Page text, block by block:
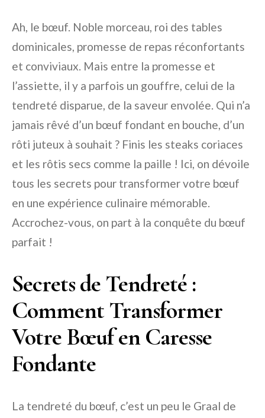
Ah, le bœuf. Noble morceau, roi des tables
dominicales, promesse de repas réconfortants
et conviviaux. Mais entre la promesse et
l’assiette, il y a parfois un gouffre, celui de la
tendreté disparue, de la saveur envolée. Qui n’a
jamais rêvé d’un bœuf fondant en bouche, d’un
rôti juteux à souhait ? Finis les steaks coriaces
et les rôtis secs comme la paille ! Ici, on dévoile
tous les secrets pour transformer votre bœuf
en une expérience culinaire mémorable.
Accrochez-vous, on part à la conquête du bœuf
parfait !
Secrets de Tendreté :
Comment Transformer
Votre Bœuf en Caresse
Fondante
La tendreté du bœuf, c’est un peu le Graal de